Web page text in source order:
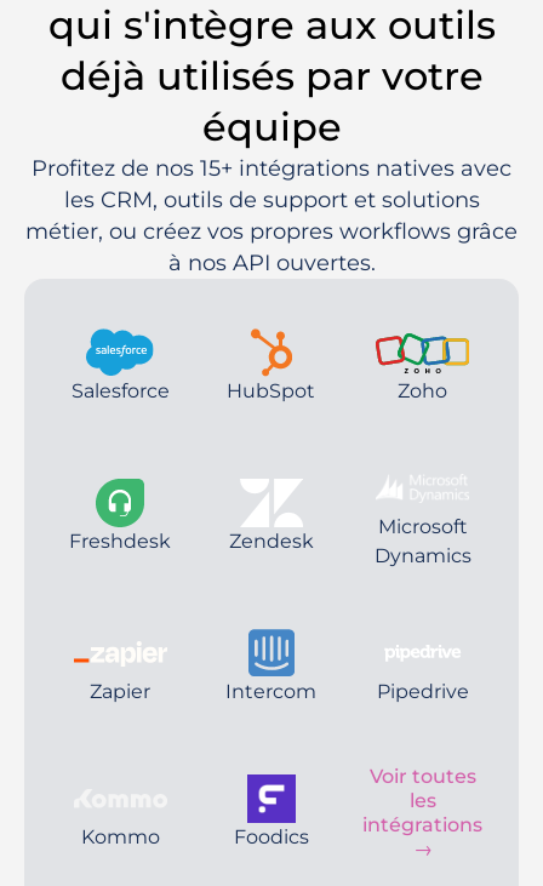
qui s'intègre aux outils
déjà utilisés par votre
équipe
Profitez de nos 15+ intégrations natives avec
les CRM, outils de support et solutions
métier, ou créez vos propres workflows grâce
à nos API ouvertes.
Salesforce HubSpot Zoho
Freshdesk Zendesk
Microsoft
Dynamics
Zapier Intercom Pipedrive
Kommo Foodics
Voir toutes
les
intégrations
→